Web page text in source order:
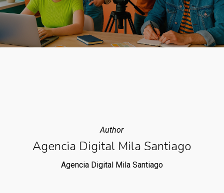
Author
Agencia Digital Mila Santiago
Agencia Digital Mila Santiago